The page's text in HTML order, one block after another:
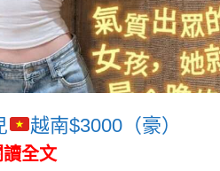
越南$3000（豪）
讀全文